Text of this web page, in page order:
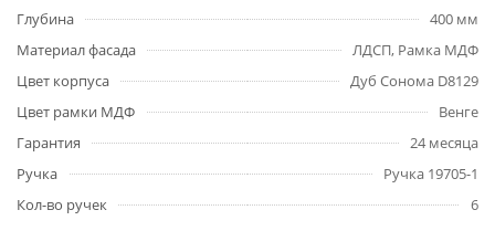
Глубина
400 мм
Материал фасада
ЛДСП, Рамка МДФ
Цвет корпуса
Дуб Сонома D8129
Цвет рамки МДФ
Венге
Гарантия
24 месяца
Ручка
Ручка 19705-1
Кол-во ручек
6